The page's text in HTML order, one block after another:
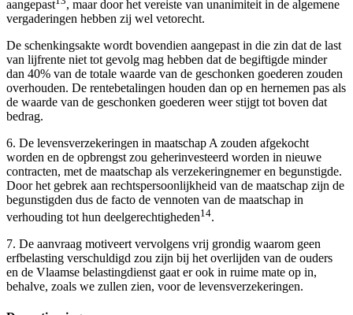
aangepast
, maar door het vereiste van unanimiteit in de algemene
vergaderingen hebben zij wel vetorecht.
De schenkingsakte wordt bovendien aangepast in die zin dat de last
van lijfrente niet tot gevolg mag hebben dat de begiftigde minder
dan 40% van de totale waarde van de geschonken goederen zouden
overhouden. De rentebetalingen houden dan op en hernemen pas als
de waarde van de geschonken goederen weer stijgt tot boven dat
bedrag.
6. De levensverzekeringen in maatschap A zouden afgekocht
worden en de opbrengst zou geherinvesteerd worden in nieuwe
contracten, met de maatschap als verzekeringnemer en begunstigde.
Door het gebrek aan rechtspersoonlijkheid van de maatschap zijn de
begunstigden dus de facto de vennoten van de maatschap in
verhouding tot hun deelgerechtigheden14.
7. De aanvraag motiveert vervolgens vrij grondig waarom geen
erfbelasting verschuldigd zou zijn bij het overlijden van de ouders
en de Vlaamse belastingdienst gaat er ook in ruime mate op in,
behalve, zoals we zullen zien, voor de levensverzekeringen.